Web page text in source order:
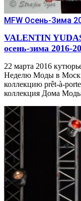
MFW Осень-Зима
VALENTIN
осень-зима 2016-
22 марта 2016
Неделю Моды в
коллекцию prêt-à-
коллекция Дома